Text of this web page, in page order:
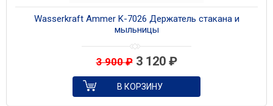
Wasserkraft Ammer K-7026 Держатель стакана и
мыльницы
3 900₽ 3 120 ₽
В КОРЗИНУ